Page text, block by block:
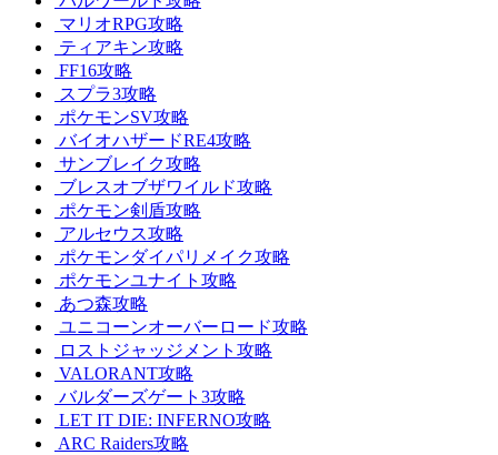
マリオRPG攻略
ティアキン攻略
FF16攻略
スプラ3攻略
ポケモンSV攻略
バイオハザードRE4攻略
サンブレイク攻略
ブレスオブザワイルド攻略
ポケモン剣盾攻略
アルセウス攻略
ポケモンダイパリメイク攻略
ポケモンユナイト攻略
あつ森攻略
ユニコーンオーバーロード攻略
ロストジャッジメント攻略
VALORANT攻略
バルダーズゲート3攻略
LET IT DIE: INFERNO攻略
ARC Raiders攻略